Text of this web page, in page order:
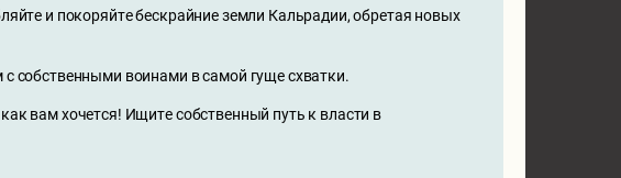
и покоряйте бескрайние земли Кальрадии, обретая новых
собственными воинами в самой гуще схватки.
вам хочется! Ищите собственный путь к власти в